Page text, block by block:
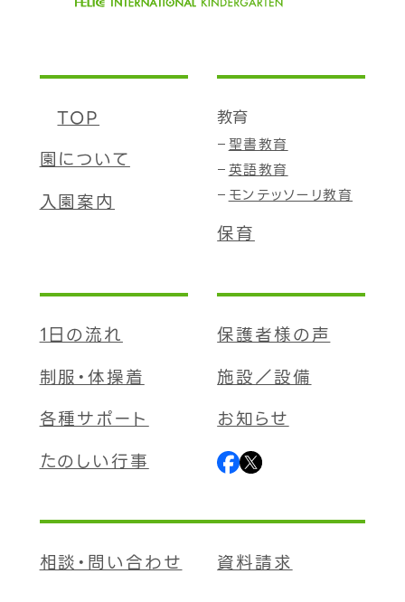
TOP
園について
入園案内
教育
聖書教育
英語教育
モンテッソーリ教育
保育
1日の流れ
制服・体操着
各種サポート
たのしい行事
保護者様の声
施設／設備
お知らせ
相談・問い合わせ
資料請求